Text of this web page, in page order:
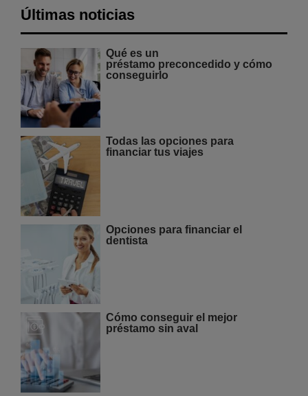
Últimas noticias
Qué es un
préstamo preconcedido y cómo
conseguirlo
Todas las opciones para
financiar tus viajes
Opciones para financiar el
dentista
Cómo conseguir el mejor
préstamo sin aval